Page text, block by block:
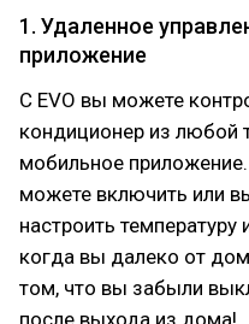
1. Удаленное
приложение
С EVO вы можете
кондиционер из любой
мобильное
можете включить или
настроить
когда вы далеко от
том, что вы забыли
после выхода из дома!